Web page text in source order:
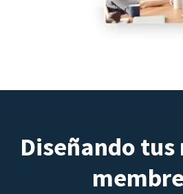
Diseñando tus